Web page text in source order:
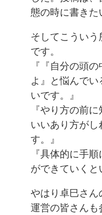
態の時に書きた
そしてこうい
です。
『『自分の頭
よ』と悩んで
いです。』
『やり方の前
いいあり方がし
す。』
『具体的に手
ができていくと
やはり卓巳さん
運営の皆さん